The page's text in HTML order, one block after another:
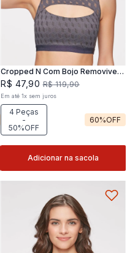
Cropped N Com Bojo Removivel
Joy
R$ 47,90 R$ 119,90
Em até 1x sem juros
4 Peças
-
50%OFF
60%OFF
Adicionar na sacola